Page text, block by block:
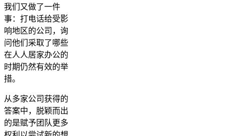
我们又做了一件
事：打电话给受影
响地区的公司，询
问他们采取了哪些
在人人居家办公的
时期仍然有效的举
措。
从多家公司获得的
答案中，脱颖而出
的是赋予团队更多